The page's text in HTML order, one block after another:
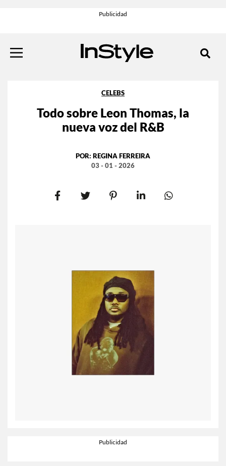
CELEBS
Todo sobre Leon Thomas, la
nueva voz del R&B
POR: REGINA FERREIRA
03 - 01 - 2026